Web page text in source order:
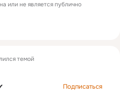
или не является публично
темой
Подписаться